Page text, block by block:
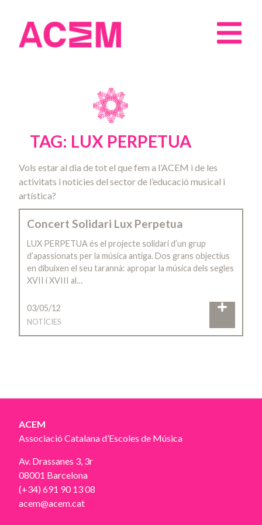
TAG: LUX PERPETUA
Vols estar al dia de tot el que fem a l’ACEM i de les
activitats i notícies del sector de l’educació musical i
artística?
Concert Solidari Lux Perpetua
LUX PERPETUA és el projecte solidari d’un grup
d’apassionats per la música antiga. Dos grans objectius
en dibuixen el seu tarannà: apropar la música dels segles
XVII i XVIII al…
03/05/12
NOTÍCIES
ACEM
Associació Catalana d’Escoles de Música
Av. Drassanes 3, 3r
08001 Barcelona
(+34) 691 90 13 08
acem@acem.cat